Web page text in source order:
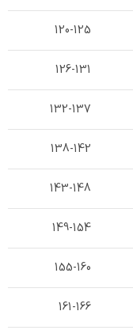
120-125
126-131
132-137
138-142
143-148
149-154
155-160
161-166